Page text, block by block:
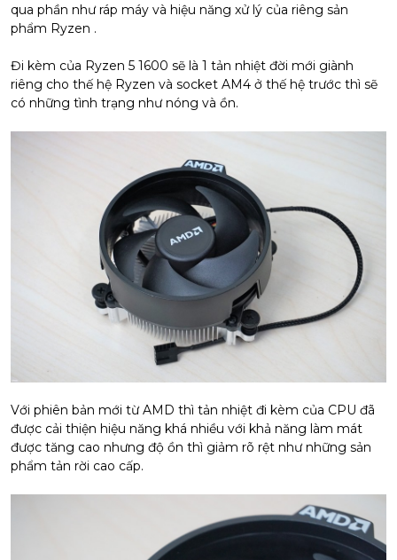
qua phần như ráp máy và hiệu năng xử lý của riêng sản
phẩm Ryzen .
Đi kèm của Ryzen 5 1600 sẽ là 1 tản nhiệt đời mới giành
riêng cho thế hệ Ryzen và socket AM4 ở thế hệ trước thì sẽ
có những tình trạng như nóng và ồn.
Với phiên bản mới từ AMD thì tản nhiệt đi kèm của CPU đã
được cải thiện hiệu năng khá nhiều với khả năng làm mát
được tăng cao nhưng độ ồn thì giảm rõ rệt như những sản
phẩm tản rời cao cấp.